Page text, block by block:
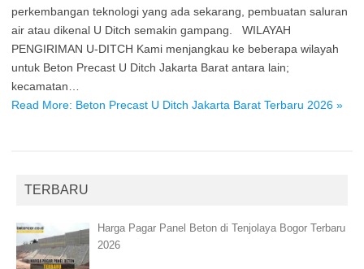
perkembangan teknologi yang ada sekarang, pembuatan saluran
air atau dikenal U Ditch semakin gampang. WILAYAH
PENGIRIMAN U-DITCH Kami menjangkau ke beberapa wilayah
untuk Beton Precast U Ditch Jakarta Barat antara lain;
kecamatan…
Read More: Beton Precast U Ditch Jakarta Barat Terbaru 2026 »
TERBARU
Harga Pagar Panel Beton di Tenjolaya Bogor Terbaru
2026